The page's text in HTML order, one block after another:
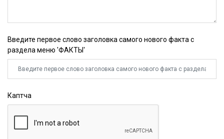
Введите первое слово заголовка самого нового факта с
раздела меню 'ФАКТЫ'
Каптча